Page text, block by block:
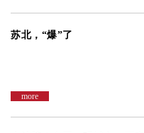
苏北，“爆”了
more